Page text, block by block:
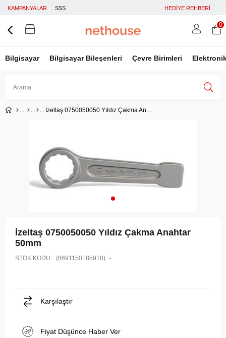
KAMPANYALAR SSS HEDİYE REHBERİ
Bilgisayar Bilgisayar Bileşenleri Çevre Birimleri
Üye Girişi Facebook İle Bağlan
0
İzeltaş 0750050050 Yıldız Çakma Anahtar 50mm
İzeltaş 0750050050 Yıldız Çakma Anahtar
50mm
STOK KODU (8691150185918)
Karşılaştır
Fiyat Düşünce Haber Ver